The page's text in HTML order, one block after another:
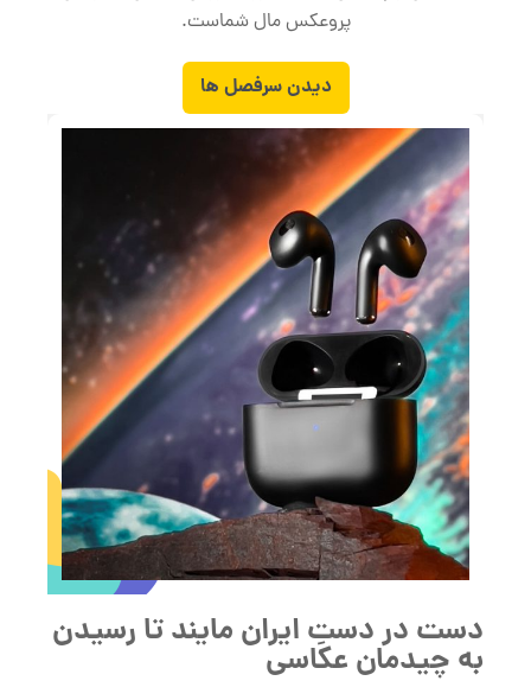
پروعکس مال شماست.
دیدن سرفصل ها
دست در دستِ ایران مایند تا رسیدن
به چیدمان عکاسی